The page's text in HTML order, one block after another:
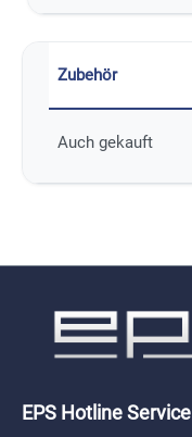
Zubehör
Auch gekauft
EPS Hotline Service